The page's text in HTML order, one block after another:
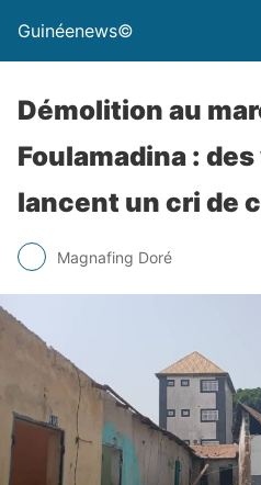
Guinéenews©
Démolition au
Foulamadina :
lancent un cri de
Magnafing Doré